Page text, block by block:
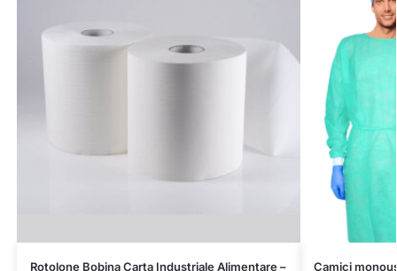
Rotolone Bobina Carta Industriale Alimentare –
Camici